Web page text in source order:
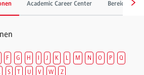
Academic Career Center Bereich
F G H I J K L M N O P
Q
S T U V W Z